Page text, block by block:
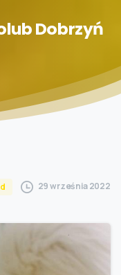
Dobrzyń
29 września 2022